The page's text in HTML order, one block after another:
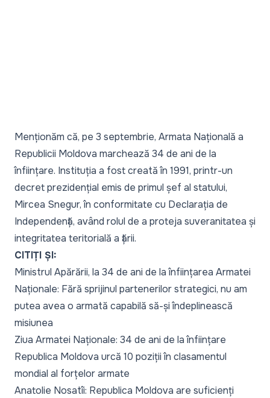
Menționăm că, pe 3 septembrie, Armata Națională a
Republicii Moldova marchează 34 de ani de la
înființare. Instituția a fost creată în 1991, printr-un
decret prezidențial emis de primul șef al statului,
Mircea Snegur, în conformitate cu Declarația de
Independență, având rolul de a proteja suveranitatea și
integritatea teritorială a țării.
CITIȚI ȘI:
Ministrul Apărării, la 34 de ani de la înființarea Armatei
Naționale: Fără sprijinul partenerilor strategici, nu am
putea avea o armată capabilă să-și îndeplinească
misiunea
Ziua Armatei Naționale: 34 de ani de la înființare
Republica Moldova urcă 10 poziții în clasamentul
mondial al forțelor armate
Anatolie Nosatîi: Republica Moldova are suficienți